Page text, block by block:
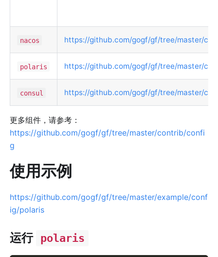
nacos https://github.com/gogf/gf/tree/master/
polaris https://github.com/gogf/gf/tree/master/
consul https://github.com/gogf/gf/tree/master/
更多组件，请参考：
https://github.com/gogf/gf/tree/master/contrib/confi
g
使用示例
https://github.com/gogf/gf/tree/master/example/conf
ig/polaris
运行 polaris